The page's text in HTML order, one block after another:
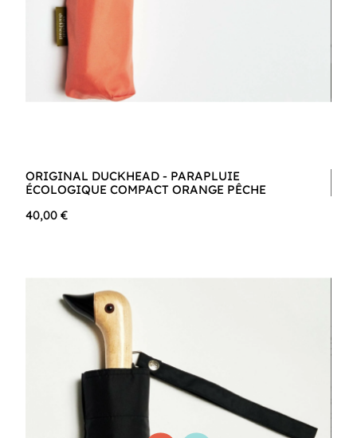
ORIGINAL DUCKHEAD - PARAPLUIE
ÉCOLOGIQUE COMPACT ORANGE PÊCHE
40,00 €